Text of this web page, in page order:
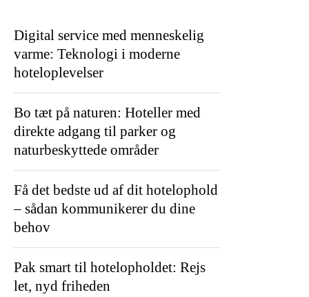
Digital service med menneskelig
varme: Teknologi i moderne
hoteloplevelser
Bo tæt på naturen: Hoteller med
direkte adgang til parker og
naturbeskyttede områder
Få det bedste ud af dit hotelophold
– sådan kommunikerer du dine
behov
Pak smart til hotelopholdet: Rejs
let, nyd friheden